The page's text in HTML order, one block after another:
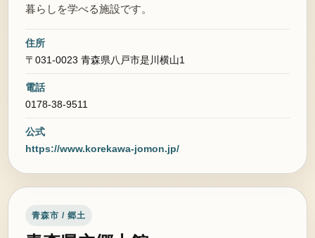
暮らしを学べる施設です。
住所
〒031-0023 青森県八戸市是川横山1
電話
0178-38-9511
公式
https://www.korekawa-jomon.jp/
青森市 / 郷土